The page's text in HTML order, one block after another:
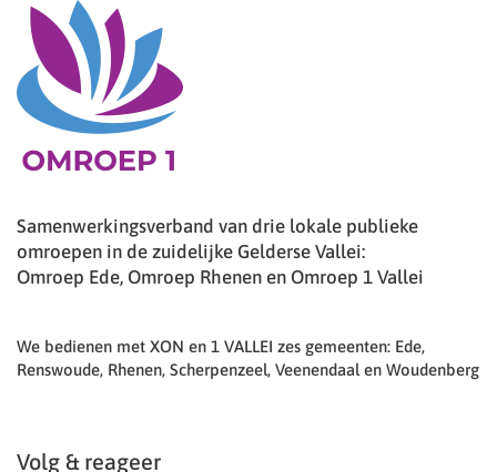
Samenwerkingsverband van drie lokale publieke
omroepen in de zuidelijke Gelderse Vallei:
Omroep Ede, Omroep Rhenen en Omroep 1 Vallei
We bedienen met XON en 1 VALLEI zes gemeenten: Ede,
Renswoude, Rhenen, Scherpenzeel, Veenendaal en Woudenberg
Volg & reageer